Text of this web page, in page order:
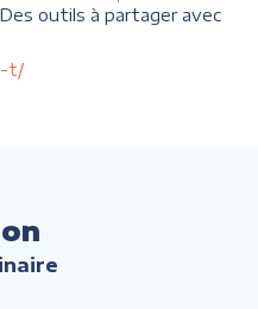
outils à partager avec
t/